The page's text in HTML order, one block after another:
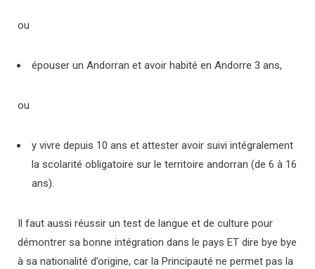
ou
épouser un Andorran et avoir habité en Andorre 3 ans,
ou
y vivre depuis 10 ans et attester avoir suivi intégralement
la scolarité obligatoire sur le territoire andorran (de 6 à 16
ans).
Il faut aussi réussir un test de langue et de culture pour
démontrer sa bonne intégration dans le pays ET dire bye bye
à sa nationalité d’origine, car la Principauté ne permet pas la